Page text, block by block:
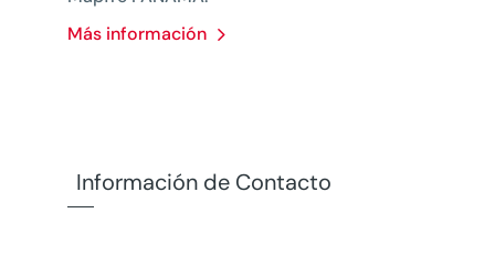
Más información
Información de Contacto